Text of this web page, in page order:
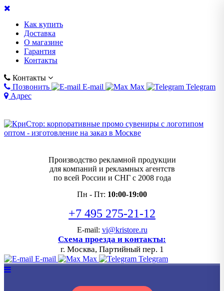
Как купить
Доставка
О магазине
Гарантия
Контакты
Контакты
Позвонить
E-mail Max
Telegram
Адрес
Производство рекламной продукции
для компаний и рекламных агентств
по всей России и СНГ с 2008 года
Пн - Пт: 10:00-19:00
+7 495 275-21-12
E-mail: vi@kristore.ru
Схема проезда и контакты:
г. Москва, Партийный пер. 1
E-mail Max Telegram